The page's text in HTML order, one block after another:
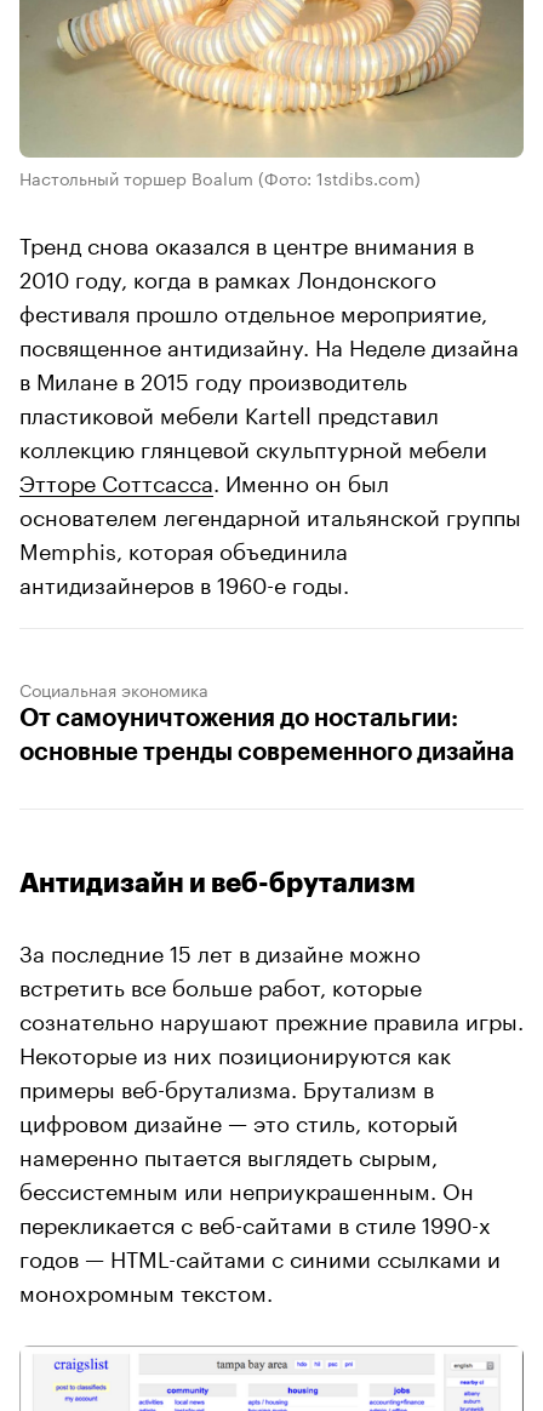
Настольный торшер Boalum (Фото: 1stdibs.com)
Тренд снова оказался в центре внимания в
2010 году, когда в рамках Лондонского
фестиваля прошло отдельное мероприятие,
посвященное антидизайну. На Неделе дизайна
в Милане в 2015 году производитель
пластиковой мебели Kartell представил
коллекцию глянцевой скульптурной мебели
Этторе Соттсасса . Именно он был
основателем легендарной итальянской группы
Memphis, которая объединила
антидизайнеров в 1960-е годы.
Социальная экономика
От самоуничтожения до ностальгии:
основные тренды современного дизайна
Антидизайн и веб-брутализм
За последние 15 лет в дизайне можно
встретить все больше работ, которые
сознательно нарушают прежние правила игры.
Некоторые из них позиционируются как
примеры веб-брутализма. Брутализм в
цифровом дизайне — это стиль, который
намеренно пытается выглядеть сырым,
бессистемным или неприукрашенным. Он
перекликается с веб-сайтами в стиле 1990-х
годов — HTML-сайтами с синими ссылками и
монохромным текстом.